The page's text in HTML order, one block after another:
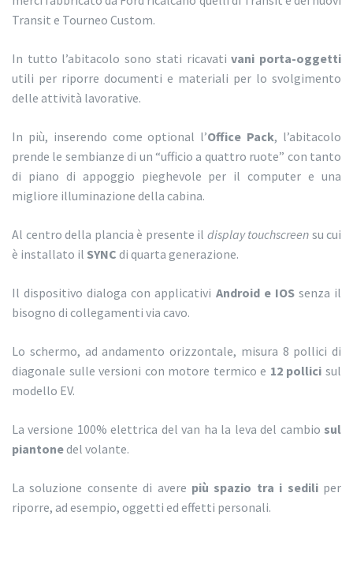
Transit e Tourneo Custom.
In tutto l’abitacolo sono stati ricavativani porta-oggetti
utili per riporre documenti e materiali per lo svolgimento
delle attività lavorative.
In più, inserendo come optional l’Office Pack, l’abitacolo
prende le sembianze di un “ufficio a quattro ruote” con tanto
di piano di appoggio pieghevole per il computer e una
migliore illuminazione della cabina.
Al centro della plancia è presente il display touchscreen su cui
è installato il SYNC di quarta generazione.
Il dispositivo dialoga con applicativi Android e IOSsenza il
bisogno di collegamenti via cavo.
Lo schermo, ad andamento orizzontale, misura 8 pollici di
diagonale sulle versioni con motore termico e 12 pollicisul
modello EV.
La versione 100% elettrica del van ha la leva del cambio sul
piantonedel volante.
La soluzione consente di avere più spazio tra i sediliper
riporre, ad esempio, oggetti ed effetti personali.